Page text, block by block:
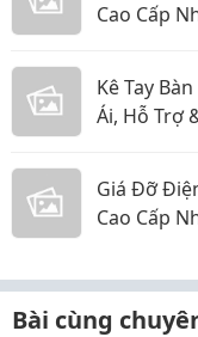
Cao Cấp
Kê Tay
Ái, Hỗ Trợ
Giá Đỡ
Cao Cấp
Bài cùng